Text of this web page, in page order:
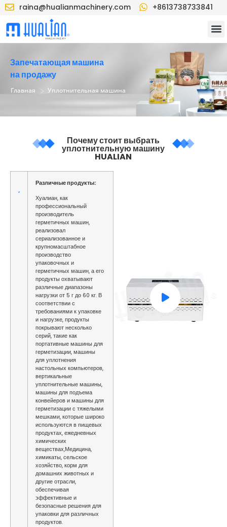
raina@hualianmachinery.com +8613738733841
Запечатающая машина
на продажу
Главная > Уплотнительная машина
Почему стоит выбрать
уплотнительную машину
HUALIAN
Различные продукты:
Хуалиан, как
профессиональный
производитель
герметичных машин,
реализовал
сериализованное и
крупномасштабное
производство
упаковочных и
герметичных машин, а его
продукты охватывают
различные диапазоны
нагрузки от 5 г до 60 кг. В
соответствии с
требованиями к упаковке
и нагрузке, продукты
покрывают несколько
серий, такие как
портативные машины для
герметизации, машины
для уплотнения
настольных компьютеров,
вертикальные
уплотнительные машины,
машины для подъема
конвейеров и машины для
герметизации с тяжелыми
мешками, которые широко
используются в пищевых
продуктах, ежедневных
химических
веществах,Медицина,
химикаты, сельское
хозяйство, корм для
домашних животных и
другие отрасли,
обеспечивая
эффективные и
безопасные решения для
упаковки для различных
продуктов.